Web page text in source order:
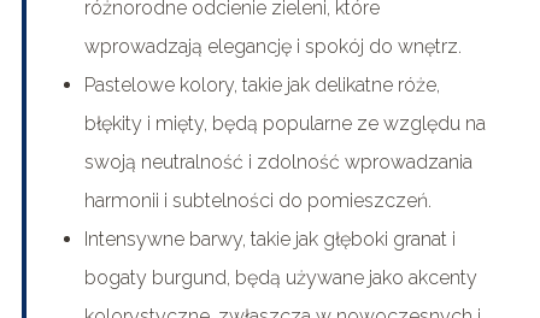
różnorodne odcienie zieleni, które
wprowadzają elegancję i spokój do wnętrz.
Pastelowe kolory, takie jak delikatne róże,
błękity i mięty, będą popularne ze względu na
swoją neutralność i zdolność wprowadzania
harmonii i subtelności do pomieszczeń.
Intensywne barwy, takie jak głęboki granat i
bogaty burgund, będą używane jako akcenty